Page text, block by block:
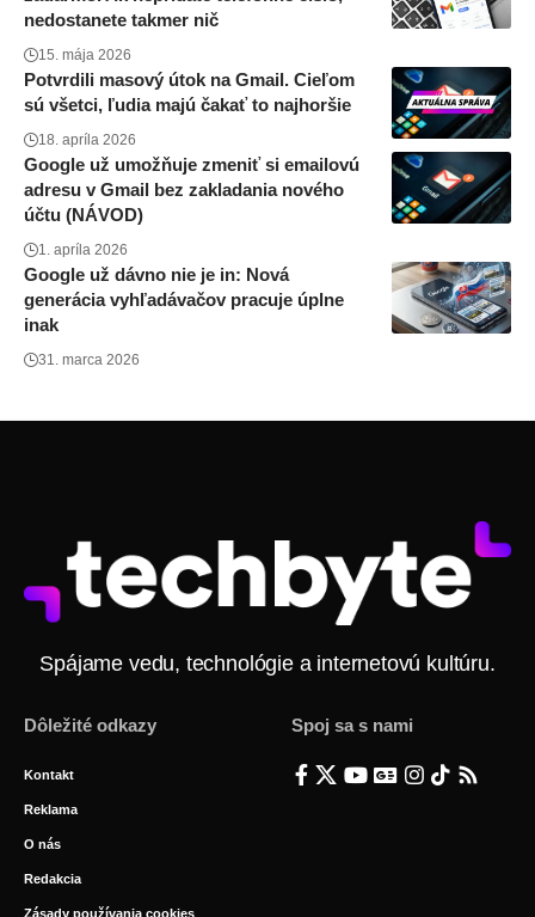
nedostanete takmer nič
15. mája 2026
Potvrdili masový útok na Gmail. Cieľom
sú všetci, ľudia majú čakať to najhoršie
18. apríla 2026
Google už umožňuje zmeniť si emailovú
adresu v Gmail bez zakladania nového
účtu (NÁVOD)
1. apríla 2026
Google už dávno nie je in: Nová
generácia vyhľadávačov pracuje úplne
inak
31. marca 2026
Spájame vedu, technológie a internetovú kultúru.
Dôležité odkazy
Kontakt
Reklama
O nás
Redakcia
Zásady používania cookies
Spoj sa s nami